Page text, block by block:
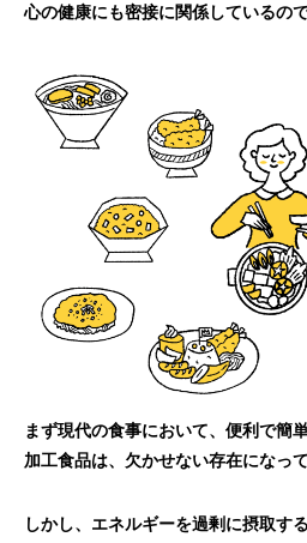
心の健康にも密接に関係しているので
まず現代の食事において、便利で簡
加工食品は、欠かせない存在になって
しかし、エネルギーを過剰に摂取す